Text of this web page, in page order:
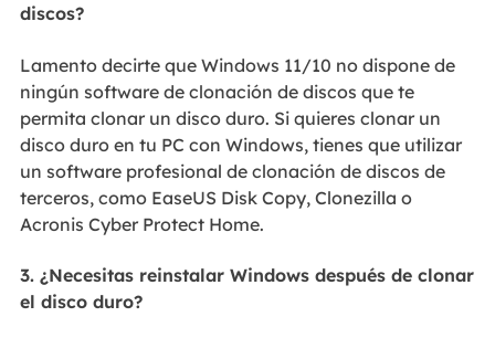
discos?
Lamento decirte que Windows 11/10 no dispone de
ningún software de clonación de discos que te
permita clonar un disco duro. Si quieres clonar un
disco duro en tu PC con Windows, tienes que utilizar
un software profesional de clonación de discos de
terceros, como EaseUS Disk Copy, Clonezilla o
Acronis Cyber Protect Home.
3. ¿Necesitas reinstalar Windows después de clonar
el disco duro?